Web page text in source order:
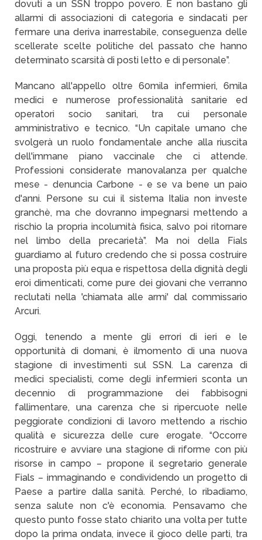
dovuti a un SSN troppo povero. E non bastano gli
allarmi di associazioni di categoria e sindacati per
fermare una deriva inarrestabile, conseguenza delle
scellerate scelte politiche del passato che hanno
determinato scarsità di posti letto e di personale”.
Mancano all'appello oltre 60mila infermieri, 6mila
medici e numerose professionalità sanitarie ed
operatori socio sanitari, tra cui personale
amministrativo e tecnico. “Un capitale umano che
svolgerà un ruolo fondamentale anche alla riuscita
dell'immane piano vaccinale che ci attende.
Professioni considerate manovalanza per qualche
mese - denuncia Carbone - e se va bene un paio
d'anni. Persone su cui il sistema Italia non investe
granchè, ma che dovranno impegnarsi mettendo a
rischio la propria incolumità fisica, salvo poi ritornare
nel limbo della precarietà”. Ma noi della Fials
guardiamo al futuro credendo che si possa costruire
una proposta più equa e rispettosa della dignità degli
eroi dimenticati, come pure dei giovani che verranno
reclutati nella 'chiamata alle armi' dal commissario
Arcuri.
Oggi, tenendo a mente gli errori di ieri e le
opportunità di domani, è ilmomento di una nuova
stagione di investimenti sul SSN. La carenza di
medici specialisti, come degli infermieri sconta un
decennio di programmazione dei fabbisogni
fallimentare, una carenza che si ripercuote nelle
peggiorate condizioni di lavoro mettendo a rischio
qualità e sicurezza delle cure erogate. “Occorre
ricostruire e avviare una stagione di riforme con più
risorse in campo – propone il segretario generale
Fials – immaginando e condividendo un progetto di
Paese a partire dalla sanità. Perché, lo ribadiamo,
senza salute non c'è economia. Pensavamo che
questo punto fosse stato chiarito una volta per tutte
dopo la prima ondata, invece il gioco delle parti, tra